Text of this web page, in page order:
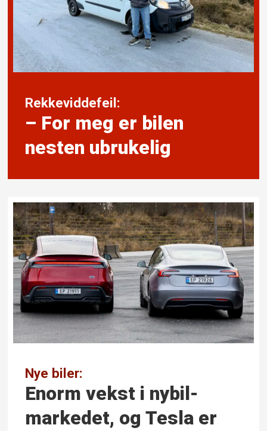
Rekkeviddefeil:
– For meg er bilen
nesten ubrukelig
Nye biler:
Enorm vekst i nybil­
markedet, og Tesla er